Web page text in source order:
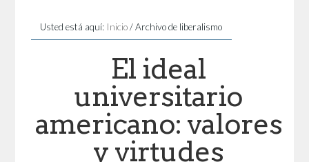
Usted está aquí: Inicio /Archivo de liberalismo
El ideal
universitario
americano: valores
y virtudes